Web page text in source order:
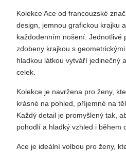
Kolekce Ace od francouzské
design, jemnou grafickou krajku
každodenním nošení. Jednotlivé
zdobeny krajkou s
hladkou látkou vytváří jedinečný
celek.
Kolekce je navržena pro ženy,
krásné na pohled, příjemné na
Každý detail je promyšlený tak,
pohodlí a hladký vzhled i během
Ace je ideální volbou pro ženy,